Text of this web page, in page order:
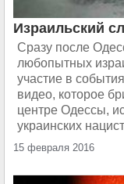
Израильский
Сразу после
любопытных
участие в
видео, которое
центре Одессы,
украинских
15 февраля 2016